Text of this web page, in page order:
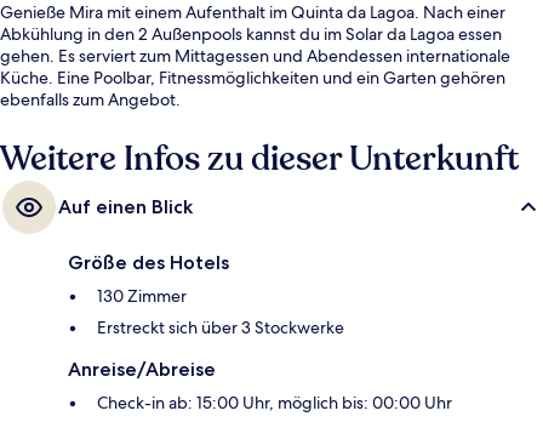
Genieße Mira mit einem Aufenthalt im Quinta da Lagoa. Nach einer
Abkühlung in den 2 Außenpools kannst du im Solar da Lagoa essen
gehen. Es serviert zum Mittagessen und Abendessen internationale
Küche. Eine Poolbar, Fitnessmöglichkeiten und ein Garten gehören
ebenfalls zum Angebot.
Weitere Infos zu dieser Unterkunft
Auf einen Blick
Größe des Hotels
130 Zimmer
Erstreckt sich über 3 Stockwerke
Anreise/Abreise
Check-in ab: 15:00 Uhr, möglich bis: 00:00 Uhr